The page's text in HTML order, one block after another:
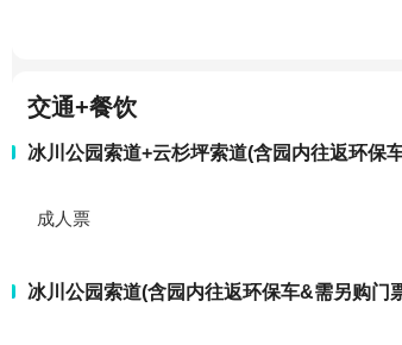
交通+餐饮
冰川公园索道+云杉坪索道(含园内往返环保
成人票
冰川公园索道(含园内往返环保车&需另购门